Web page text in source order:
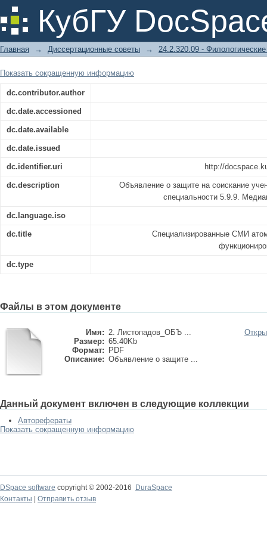
КубГУ
Специализированные СМИ
функционирования и перспективы
Главная → Диссертационные советы → 24.2.320.09 - Филологические
Показать сокращенную информацию
dc.contributor.author
dc.date.accessioned
dc.date.available
dc.date.issued
dc.identifier.uri http://
dc.description
Объявление о защите на соискание
специальности 5.9.9.
dc.language.iso
dc.title
Специализированные СМИ
dc.type
Файлы в этом документе
Имя: 2. Листопадов_ОБЪ ...
Размер: 65.40Kb
Формат:
PDF
Описание: Объявление о защите ...
Данный документ включен в следующие коллекции
Авторефераты
Показать сокращенную информацию
DSpace software copyright © 2002-2016
DuraSpace
Контакты
Отправить отзыв